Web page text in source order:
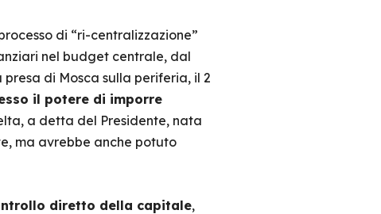
di “ri-centralizzazione”
nel budget centrale, dal
di Mosca sulla periferia, il 2
il potere di imporre
a detta del Presidente, nata
ma avrebbe anche potuto
diretto della capitale,